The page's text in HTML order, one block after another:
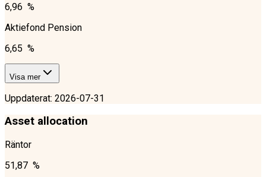
6,96 %
Aktiefond Pension
6,65 %
Visa mer
Uppdaterat: 2026-07-31
Asset allocation
Räntor
51,87 %